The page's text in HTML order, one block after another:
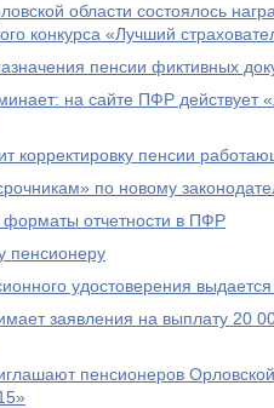
области состоялось
конкурса «Лучший
пенсии фиктивных
на сайте ПФР действует
корректировку пенсии
по новому
отчетности в ПФР
пенсионеру
удостоверения выдается
заявления на выплату 20
пенсионеров Орловской